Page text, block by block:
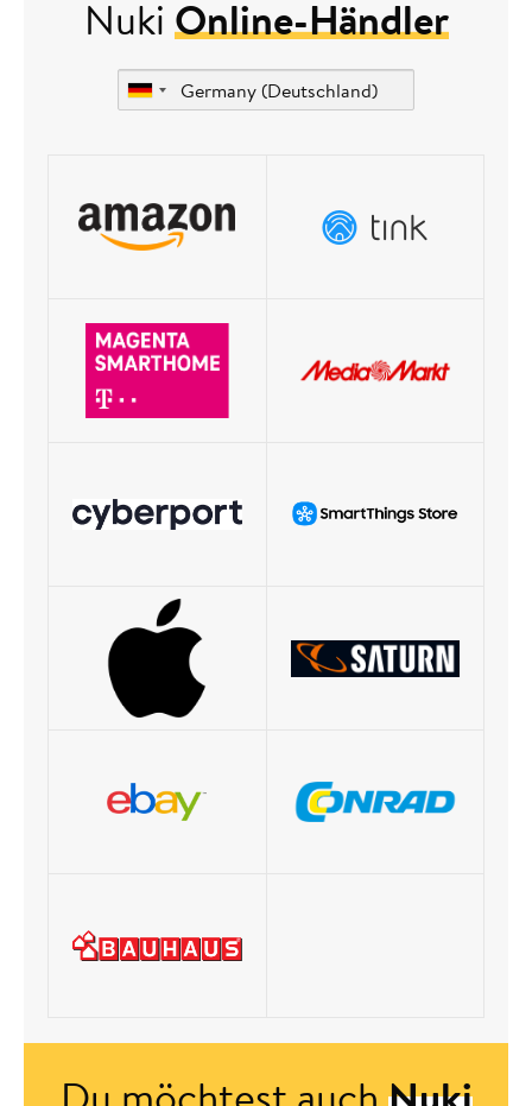
Nuki Online-Händler